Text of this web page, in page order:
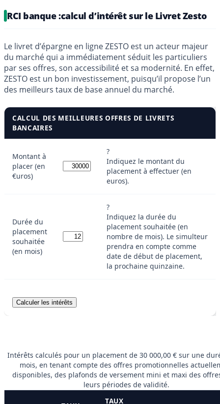
RCI banque :calcul d’intérêt sur le Livret Zesto
Le livret d’épargne en ligne ZESTO est un acteur majeur
du marché qui a immédiatement séduit les particuliers
par ses offres, son accessibilité et sa modernité. En effet,
ZESTO est un bon investissement, puisqu’il propose l’un
des meilleurs taux de base annuel du marché.
CALCUL DES MEILLEURES OFFRES DE LIVRETS
BANCAIRES
Montant à
placer (en
€uros)
?
Indiquez le montant du
placement à effectuer (en
euros).
Durée du
placement
souhaitée
(en mois)
?
Indiquez la durée du
placement souhaitée (en
nombre de mois). Le simulteur
prendra en compte comme
date de début de placement,
la prochaine quinzaine.
Intérêts calculés pour un placement de 30 000,00 € sur une
mois, en tenant compte des offres promotionnelles
disponibles, des plafonds de versement mini et maxi des
leurs périodes de validité.
TAUX